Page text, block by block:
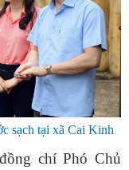
sạch tại xã Cai Kinh
chí Phó Chủ